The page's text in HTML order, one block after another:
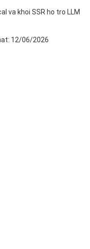
va khoi SSR ho tro LLM
12/06/2026